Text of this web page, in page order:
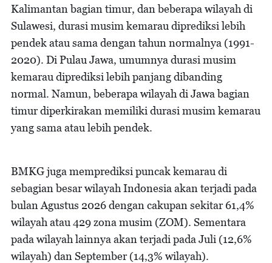
Kalimantan bagian timur, dan beberapa wilayah di
Sulawesi, durasi musim kemarau diprediksi lebih
pendek atau sama dengan tahun normalnya (1991-
2020). Di Pulau Jawa, umumnya durasi musim
kemarau diprediksi lebih panjang dibanding
normal. Namun, beberapa wilayah di Jawa bagian
timur diperkirakan memiliki durasi musim kemarau
yang sama atau lebih pendek.
BMKG juga memprediksi puncak kemarau di
sebagian besar wilayah Indonesia akan terjadi pada
bulan Agustus 2026 dengan cakupan sekitar 61,4%
wilayah atau 429 zona musim (ZOM). Sementara
pada wilayah lainnya akan terjadi pada Juli (12,6%
wilayah) dan September (14,3% wilayah).